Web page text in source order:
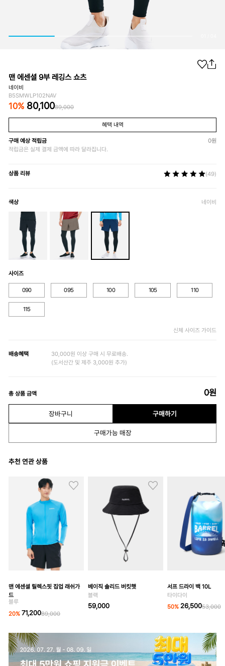
맨 에센셜 9부 레깅스 쇼츠
네이비
B5SMWLP102NAV
10% 80,10089,000
혜택 내역
구매 예상 적립금 0원
적립금은 실제 결제 금액에 따라 달라집니다.
상품 리뷰 (49)
색상 네이비
사이즈
090 095 100 105 110
115
신체 사이즈 가이드
배송혜택
30,000원 이상 구매 시 무료배송.
(도서산간 및 제주 3,000원 추가)
총 상품 금액 0원
장바구니 구매하기
구매가능 매장
추천 연관 상품
맨 에센셜 릴렉스핏 집업 래쉬가
드
블루
20% 71,20089,000
베이직 솔리드 버킷햇
블랙
59,000
서프 드라이 백 10L
타이다이
50% 26,50053,000